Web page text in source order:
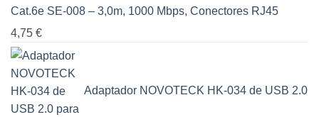
Cat.6e SE-008 – 3,0m, 1000 Mbps, Conectores RJ45
4,75 €
Adaptador NOVOTECK HK-034 de USB 2.0